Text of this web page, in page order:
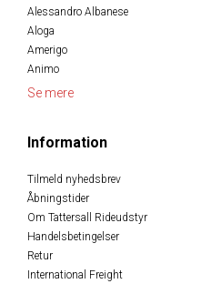
Alessandro Albanese
Aloga
Amerigo
Animo
Se mere
Information
Tilmeld nyhedsbrev
Åbningstider
Om Tattersall Rideudstyr
Handelsbetingelser
Retur
International Freight